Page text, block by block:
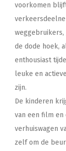
voorkomen
weggebruikers,
de dode hoek,
enthousiast
leuke en
zijn.
De kinderen
van een film en
verhuiswagen
zelf om de